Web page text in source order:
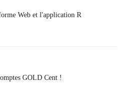
Web et l'application R
GOLD Cent !